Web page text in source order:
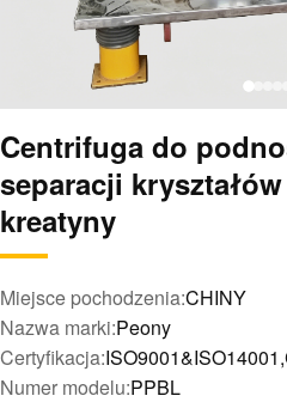
Centrifuga do
separacji
kreatyny
Miejsce pochodzenia:CHINY
Nazwa marki:Peony
Certyfikacja:
Numer modelu:PPBL